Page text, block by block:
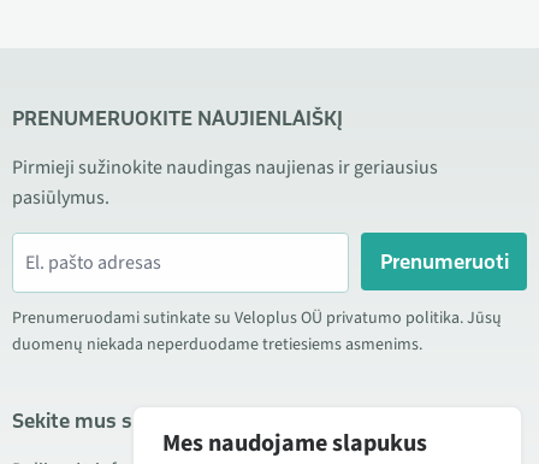
PRENUMERUOKITE NAUJIENLAIŠKĮ
Pirmieji sužinokite naudingas naujienas ir geriausius
pasiūlymus.
Prenumeruoti
Prenumeruodami sutinkate su Veloplus OÜ privatumo politika. Jūsų
duomenų niekada neperduodame tretiesiems asmenims.
Sekite mus socialiniuose tinkluose
Mes naudojame slapukus